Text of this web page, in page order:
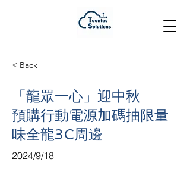
< Back
「龍眾一心」迎中秋
預購行動電源加碼抽限量
味全龍3C周邊
2024/9/18